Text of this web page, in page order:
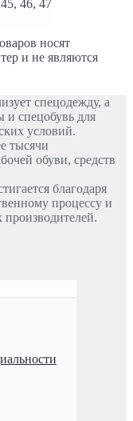
46, 47
носят
и не являются
спецодежду, а
и спецобувь для
условий.
тысячи
обуви, средств
благодаря
процессу и